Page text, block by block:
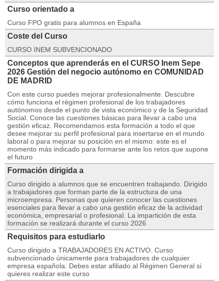
Curso orientado a
Curso FPO gratis para alumnos en España
Coste del Curso
CURSO INEM SUBVENCIONADO
Conceptos que aprenderás en el CURSO Inem Sepe
2026 Gestión del negocio autónomo en COMUNIDAD
DE MADRID
Con este curso puedes mejorar profesionalmente. Descubre
cómo funciona el régimen profesional de los trabajadores
autónomos desde el punto de vista económico y de la Seguridad
Social. Conoce las cuestiones básicas para llevar a cabo una
gestión eficaz. Recomendamos esta formación a todo el que
desee mejorar su perfil profesional para insertarse en el mundo
laboral o para mejorar su posición en el mismo: este es el
momento más indicado para formarse ante los retos que supone
el futuro
Formación dirigida a
Curso dirigido a alumnos que se encuentren trabajando. Dirigido
a trabajadores que forman parte de la estructura de una
microempresa. Personas que quieren conocer las cuestiones
esenciales para llevar a cabo una gestión eficaz de la actividad
económica, empresarial o profesional. La impartición de esta
formación se realizará durante el curso 2026
Requisitos para estudiarlo
Curso dirigido a TRABAJADORES EN ACTIVO. Curso
subvencionado únicamente para trabajadores de cualquier
empresa española. Debes estar afiliado al Régimen General si
quieres realizar este curso